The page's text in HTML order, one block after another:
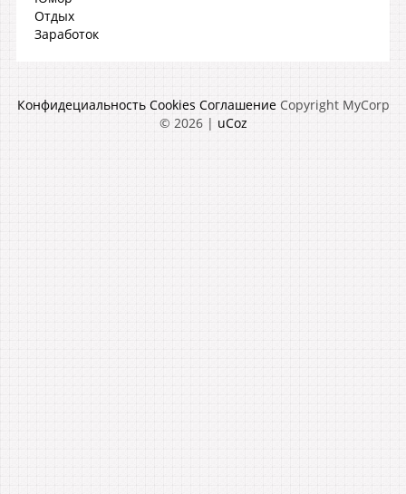
Отдых
Заработок
Конфидециальность Cookies Соглашение Copyright MyCorp
© 2026| uCoz